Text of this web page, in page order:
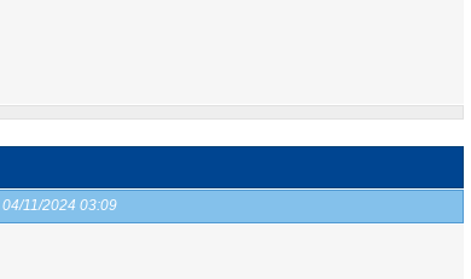
04/11/2024 03:09